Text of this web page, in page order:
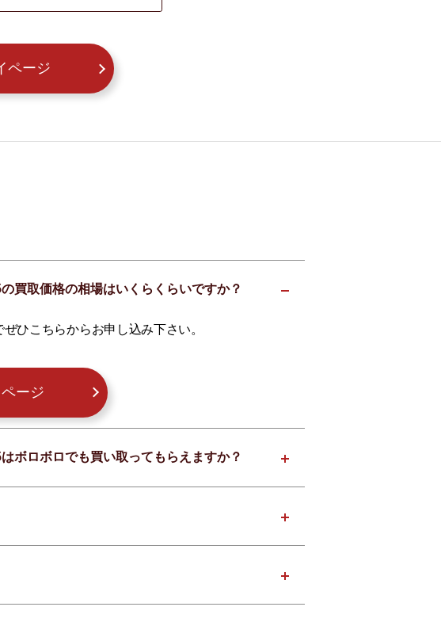
ページ
買取価格の相場はいくらくらいですか？
ひこちらからお申し込み下さい。
ージ
ボロボロでも買い取ってもらえますか？